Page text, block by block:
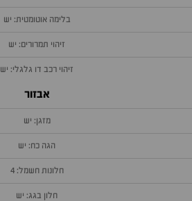
בלימה אוטומטית: יש
זיהוי תמרורים: יש
זיהוי רכב דו גלגלי: יש
אבזור
מזגן: יש
הגה כח: יש
חלונות חשמל: 4
חלון בגג: יש